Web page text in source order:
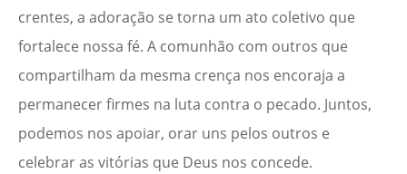
crentes, a adoração se torna um ato coletivo que
fortalece nossa fé. A comunhão com outros que
compartilham da mesma crença nos encoraja a
permanecer firmes na luta contra o pecado. Juntos,
podemos nos apoiar, orar uns pelos outros e
celebrar as vitórias que Deus nos concede.